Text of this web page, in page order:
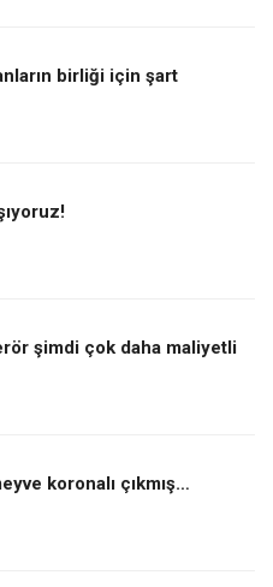
birliği için şart
şimdi çok daha maliyetli
koronalı çıkmış…